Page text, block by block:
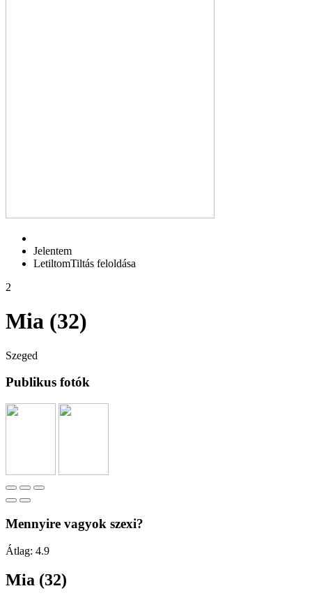
Jelentem
LetiltomTiltás feloldása
2
Mia (32)
Szeged
Publikus fotók
Mennyire vagyok szexi?
Átlag: 4.9
Mia (32)